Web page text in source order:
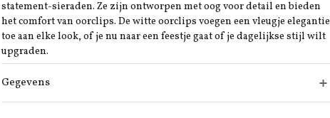
statement-sieraden. Ze zijn ontworpen met oog voor detail en bieden
het comfort van oorclips. De witte oorclips voegen een vleugje elegantie
toe aan elke look, of je nu naar een feestje gaat of je dagelijkse stijl wilt
upgraden.
Gegevens